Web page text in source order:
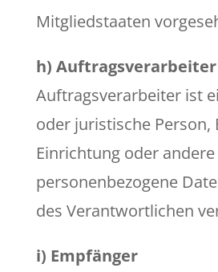
Mitgliedstaaten
h) Auftragsverarbeiter
Auftragsverarbeiter ist
oder juristische Person,
Einrichtung oder
personenbezogene
des Verantwortlichen
i) Empfänger